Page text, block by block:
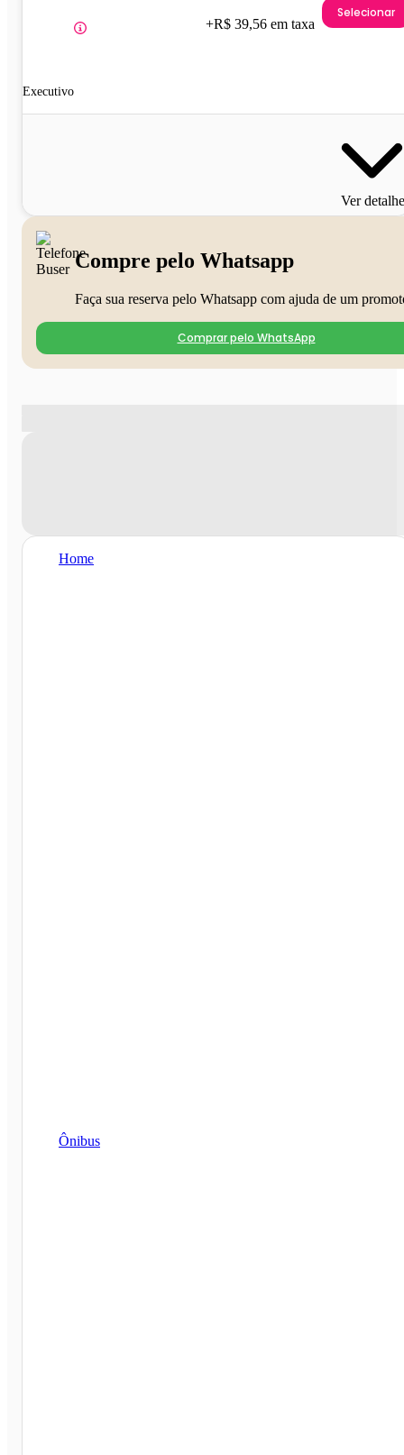
Executivo
+R$ 39,56 em taxa
Selecionar
Ver
Compre pelo Whatsapp
Faça sua reserva pelo Whatsapp com ajuda de um
Comprar pelo WhatsApp
Home
Ônibus